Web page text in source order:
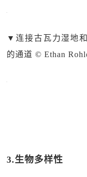
▼连接古瓦力湿地
的通道 © Ethan
3.生物多样性